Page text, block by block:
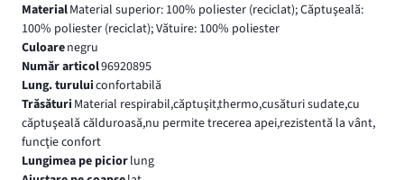
MaterialMaterial superior: 100% poliester (reciclat); Căptuşeală:
100% poliester (reciclat); Vătuire: 100% poliester
Culoarenegru
Număr articol96920895
Lung. turuluiconfortabilă
Trăsături Material respirabil,căptuşit,thermo,cusături sudate,cu
căptuşeală călduroasă,nu permite trecerea apei,rezistentă la vânt,
funcţie confort
Lungimea pe piciorlung